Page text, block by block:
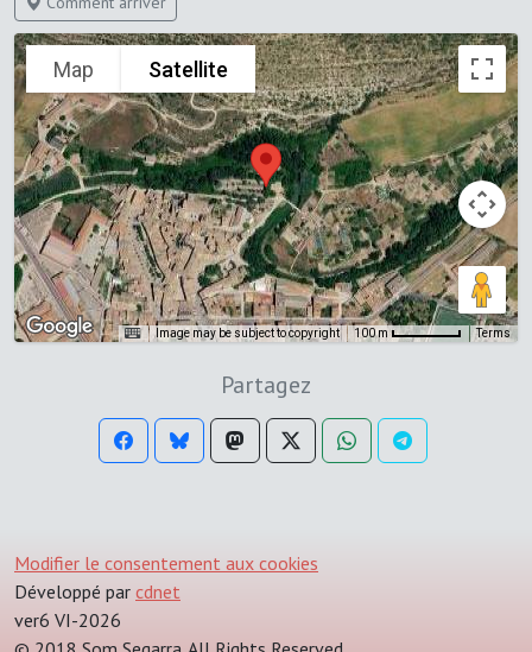
Map Satellite
Image may be subject to copyright 100 m Terms
Partagez
Modifier le consentement aux cookies
Développé par cdnet
ver6 VI-2026